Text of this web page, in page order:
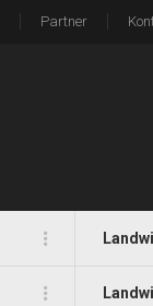
Partner